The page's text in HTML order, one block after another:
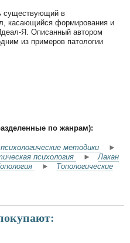
существующий в
касающийся формирования и
Я. Описанный автором
из примеров патологии
по жанрам):
психологические методики
►
психология
►Лакан
► Топологические